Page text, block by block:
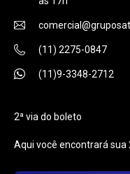
(11) 2275-0847
(11)9-3348-2712
2ª via do boleto
Aqui você encontrará sua